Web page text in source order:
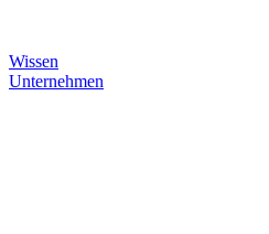
Wissen
Unternehmen